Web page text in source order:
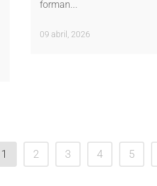
forman...
09 abril, 2026
1 2 3 4 5